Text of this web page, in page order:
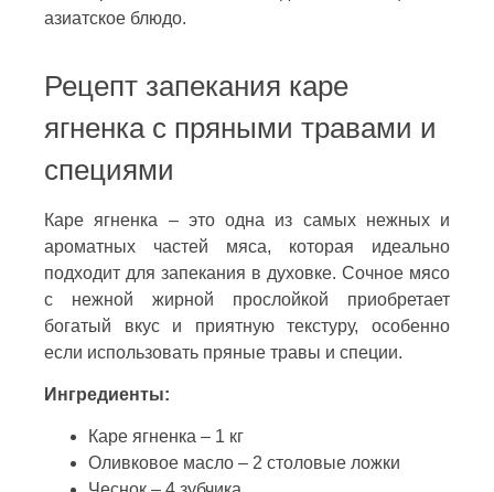
азиатское блюдо.
Рецепт запекания каре
ягненка с пряными травами и
специями
Каре ягненка – это одна из самых нежных и
ароматных частей мяса, которая идеально
подходит для запекания в духовке. Сочное мясо
с нежной жирной прослойкой приобретает
богатый вкус и приятную текстуру, особенно
если использовать пряные травы и специи.
Ингредиенты:
Каре ягненка – 1 кг
Оливковое масло – 2 столовые ложки